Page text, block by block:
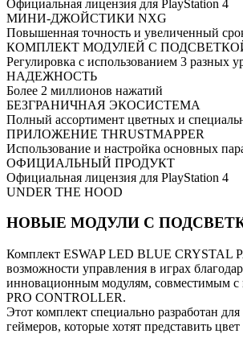
Официальная лицензия для PlayStation 4
МИНИ-ДЖОЙСТИКИ NXG
Повышенная точность и увеличенный
КОМПЛЕКТ МОДУЛЕЙ С
Регулировка с использованием 3 разных
НАДЕЖНОСТЬ
Более 2 миллионов нажатий
БЕЗГРАНИЧНАЯ ЭКОСИСТЕМА
Полный ассортимент цветных и
ПРИЛОЖЕНИЕ THRUSTMAPPER
Использование и настройка основных
ОФИЦИАЛЬНЫЙ ПРОДУКТ
Официальная лицензия для PlayStation 4
UNDER THE HOOD
НОВЫЕ МОДУЛИ С
Комплект ESWAP LED BLUE CRYSTAL
возможности управления в играх
инновационным модулям, совместимым с
PRO CONTROLLER.
Этот комплект специально разработан
геймеров, которые хотят представить